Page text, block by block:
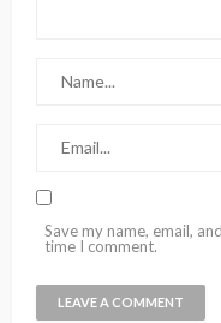
Save my name, email,
time I comment.